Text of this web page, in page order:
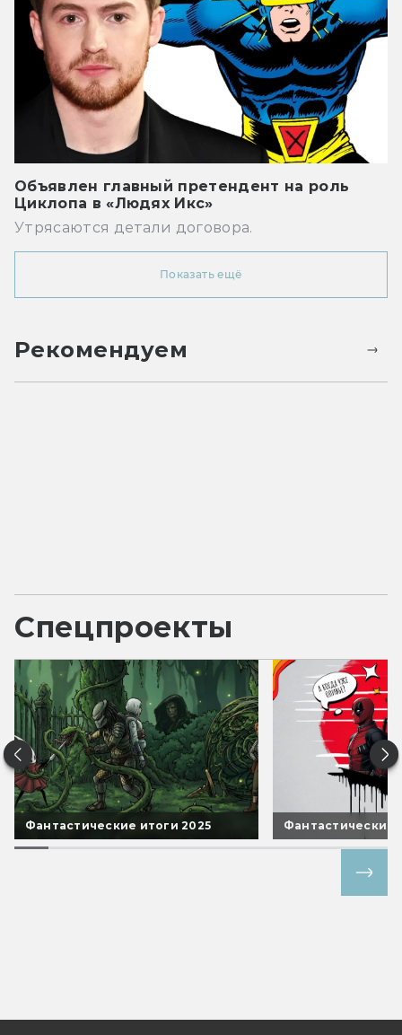
Объявлен главный претендент на роль
Циклопа в «Людях Икс»
Утрясаются детали договора.
Показать ещё
Рекомендуем
Спецпроекты
Фантастические итоги 2025 Фантастические